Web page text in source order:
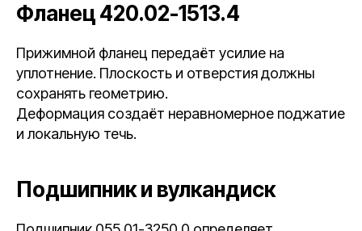
Фланец 420.02-1513.4
Прижимной фланец передаёт усилие на
уплотнение. Плоскость и отверстия должны
сохранять геометрию.
Деформация создаёт неравномерное поджатие
и локальную течь.
Подшипник и вулкандиск